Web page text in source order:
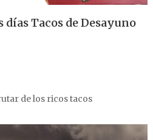
días Tacos de Desayuno
de los ricos tacos